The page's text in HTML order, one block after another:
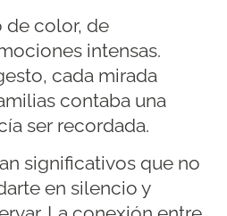
de color, de
intensas.
cada mirada
contaba una
ser recordada.
significativos que no
en silencio y